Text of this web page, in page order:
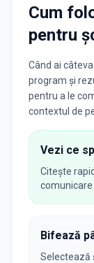
Cum
pentru
Când ai
program și
pentru a le
contextul de
Vezi ce
Citește
comunicare
Bifează
Selectează